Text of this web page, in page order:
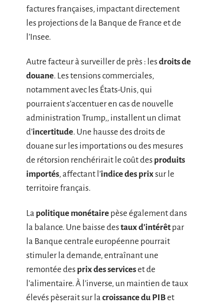
factures françaises, impactant directement
les projections de la Banque de France et de
l’Insee.
Autre facteur à surveiller de près : lesdroits de
douane. Les tensions commerciales,
notamment avec les États-Unis, qui
pourraient s’accentuer en cas de nouvelle
administration Trump,, installent un climat
d’incertitude. Une hausse des droits de
douane sur les importations ou des mesures
de rétorsion renchérirait le coût des produits
importés, affectant l’indice des prixsur le
territoire français.
La politique monétaire pèse également dans
la balance. Une baisse destaux d’intérêtpar
la Banque centrale européenne pourrait
stimuler la demande, entraînant une
remontée des prix des serviceset de
l’alimentaire. À l’inverse, un maintien de taux
élevés pèserait sur la croissance du PIBet